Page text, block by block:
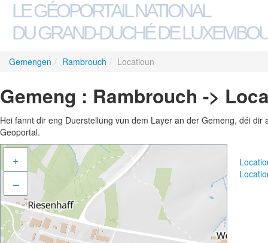
LE GÉOPORTAIL NATIONAL
DU GRAND-DUCHÉ DE
Gemengen / Rambrouch / Locatioun
Gemeng : Rambrouch ->
Hei fannt dir eng Duerstellung vun dem Layer an der Gemeng, déi
Geoportal.
+
–